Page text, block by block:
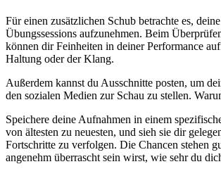
Für einen zusätzlichen Schub betrachte es,
Übungssessions aufzunehmen. Beim
können dir Feinheiten in deiner Performance
Haltung oder der Klang.
Außerdem kannst du Ausschnitte posten, um
den sozialen Medien zur Schau zu stellen.
Speichere deine Aufnahmen in einem
von ältesten zu neuesten, und sieh sie dir
Fortschritte zu verfolgen. Die Chancen stehen
angenehm überrascht sein wirst, wie sehr du